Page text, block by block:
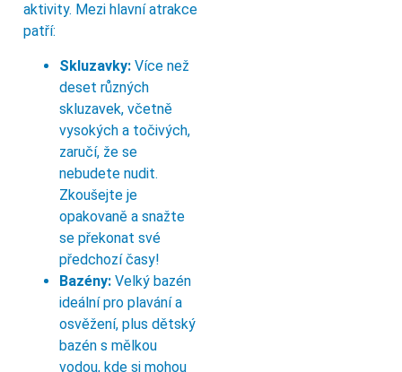
aktivity. Mezi hlavní atrakce
patří:
Skluzavky: Více než
deset různých
skluzavek, včetně
vysokých a točivých,
zaručí, že se
nebudete nudit.
Zkoušejte je
opakovaně a snažte
se překonat své
předchozí časy!
Bazény: Velký bazén
ideální pro plavání a
osvěžení, plus dětský
bazén s mělkou
vodou, kde si mohou